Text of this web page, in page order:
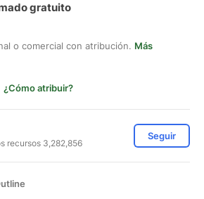
gratuito
o comercial con atribución. Más
¿Cómo atribuir?
recursos 3,282,856
Seguir